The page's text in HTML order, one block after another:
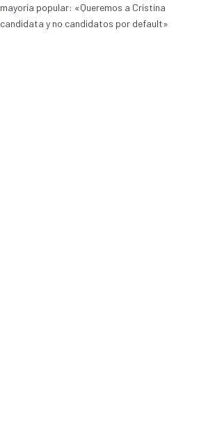
mayoría popular: «Queremos a Cristina
candidata y no candidatos por default»